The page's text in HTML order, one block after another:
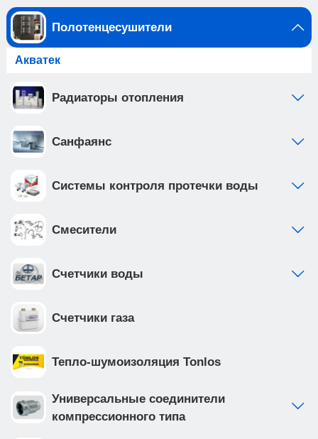
Полотенцесушители
Акватек
Радиаторы отопления
Санфаянс
Системы контроля протечки воды
Смесители
Счетчики воды
Счетчики газа
Тепло-шумоизоляция Tonlos
Универсальные соединители
компрессионного типа